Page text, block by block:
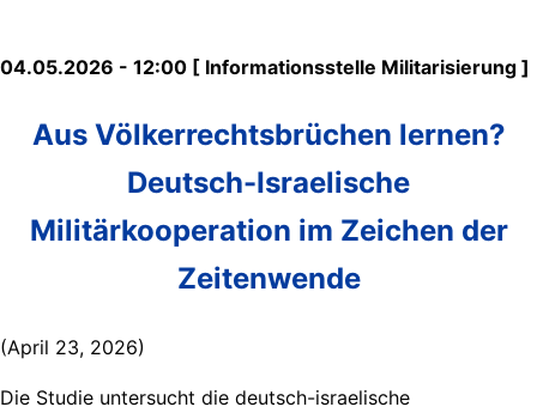
04.05.2026 - 12:00 [ Informationsstelle Militarisierung ]
Aus Völkerrechtsbrüchen lernen?
Deutsch-Israelische
Militärkooperation im Zeichen der
Zeitenwende
(April 23, 2026)
Die Studie untersucht die deutsch-israelische